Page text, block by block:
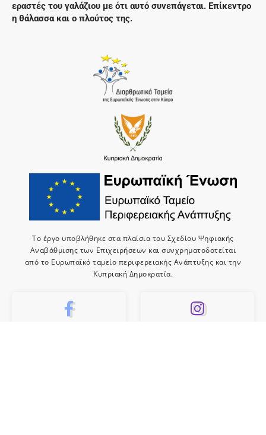
εραστές του γαλάζιου με ότι αυτό συνεπάγεται. Επίκεντρο
η θάλασσα και ο πλούτος της.
Το έργο υποβλήθηκε στα πλαίσια του Σχεδίου Ψηφιακής
Αναβάθμισης των Επιχειρήσεων και συνχρηματοδοτείται
από το Ευρωπαϊκό ταμείο περιφερειακής Ανάπτυξης και την
Κυπριακή Δημοκρατία.